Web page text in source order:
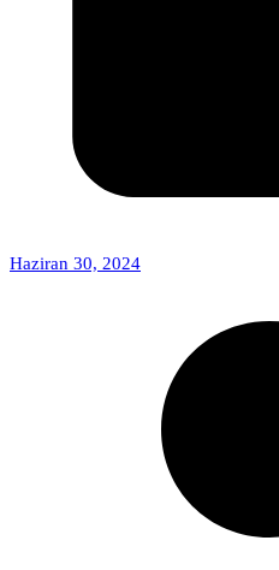
Haziran 30, 2024